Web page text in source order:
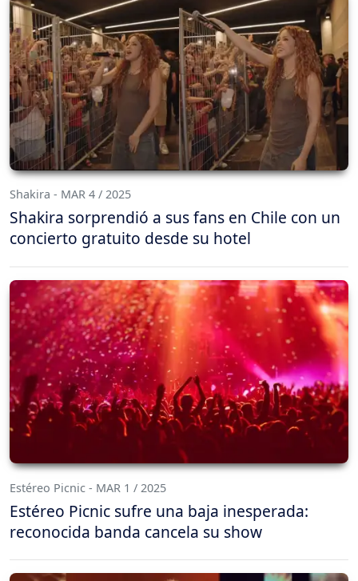
Shakira - MAR 4 / 2025
Shakira sorprendió a sus fans en Chile con un
concierto gratuito desde su hotel
Estéreo Picnic - MAR 1 / 2025
Estéreo Picnic sufre una baja inesperada:
reconocida banda cancela su show